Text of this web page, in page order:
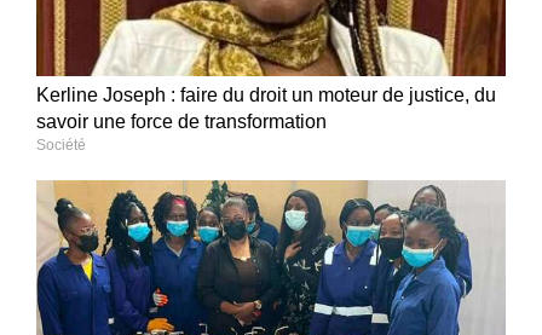
Kerline Joseph : faire du droit un moteur de justice, du
savoir une force de transformation
Société